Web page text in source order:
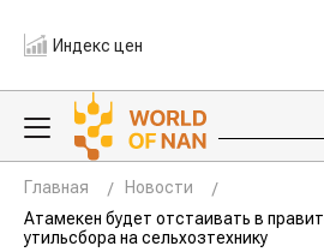
Индекс цен
Главная
Новости
Атамекен будет отстаивать в
утильсбора на сельхозтехнику